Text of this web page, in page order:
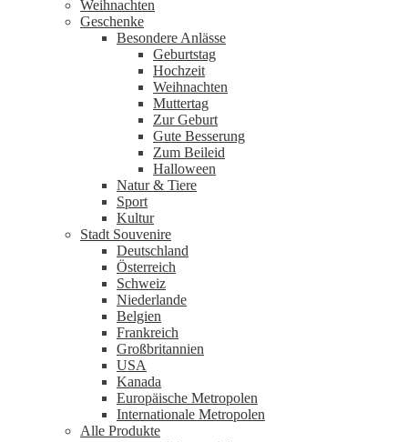
Weihnachten
Geschenke
Besondere Anlässe
Geburtstag
Hochzeit
Weihnachten
Muttertag
Zur Geburt
Gute Besserung
Zum Beileid
Halloween
Natur & Tiere
Sport
Kultur
Stadt Souvenire
Deutschland
Österreich
Schweiz
Niederlande
Belgien
Frankreich
Großbritannien
USA
Kanada
Europäische Metropolen
Internationale Metropolen
Alle Produkte